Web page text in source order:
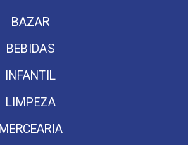
BAZAR
BEBIDAS
INFANTIL
LIMPEZA
MERCEARIA